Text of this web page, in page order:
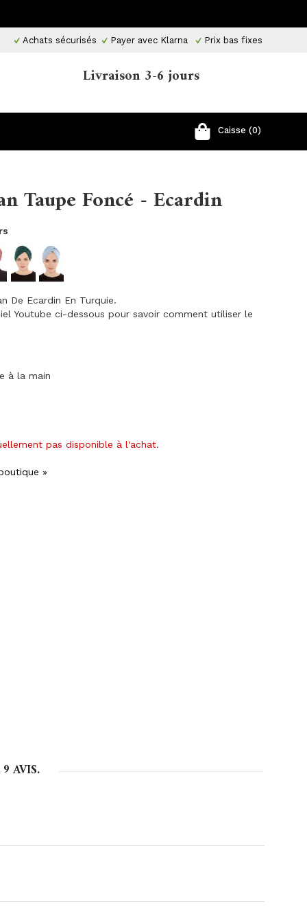
Achats sécurisés Payer avec Klarna Prix ​​bas fixes
Livraison 3-6 jours
Caisse (0)
Taupe Foncé - Ecardin
De Ecardin En Turquie.
Youtube ci-dessous pour savoir comment utiliser le
à la main
pas disponible à l'achat.
»
9AVIS.